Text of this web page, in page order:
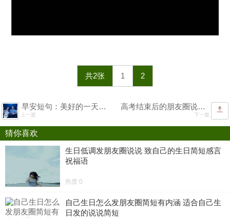
共2张 1 2
早安短句：美好的一天开始的朋友圈
上一篇
高考结束后的朋友圈说说 高考结束后的第一件事文案
下一篇
猜你喜欢
生日低调发朋友圈说说 致自己的生日简短感言
祝福语
热度:0
自己生日怎么发朋友圈简短有内涵 适合自己生
日发的说说简短